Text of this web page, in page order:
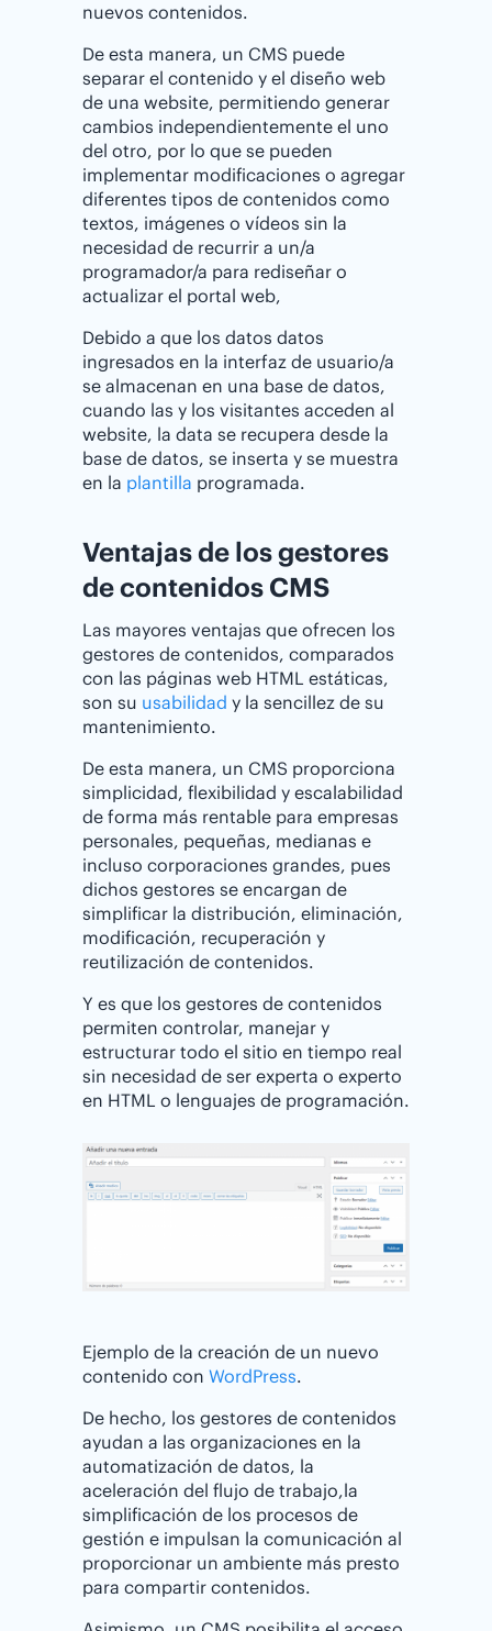
nuevos contenidos.
De esta manera, un CMS puede
separar el contenido y el diseño web
de una website, permitiendo generar
cambios independientemente el uno
del otro, por lo que se pueden
implementar modificaciones o agregar
diferentes tipos de contenidos como
textos, imágenes o vídeos sin la
necesidad de recurrir a un/a
programador/a para rediseñar o
actualizar el portal web,
Debido a que los datos datos
ingresados en la interfaz de usuario/a
se almacenan en una base de datos,
cuando las y los visitantes acceden al
website, la data se recupera desde la
base de datos, se inserta y se muestra
en la plantilla programada.
Ventajas de los gestores
de contenidos CMS
Las mayores ventajas que ofrecen los
gestores de contenidos, comparados
con las páginas web HTML estáticas,
son su usabilidad y la sencillez de su
mantenimiento.
De esta manera, un CMS proporciona
simplicidad, flexibilidad y escalabilidad
de forma más rentable para empresas
personales, pequeñas, medianas e
incluso corporaciones grandes, pues
dichos gestores se encargan de
simplificar la distribución, eliminación,
modificación, recuperación y
reutilización de contenidos.
Y es que los gestores de contenidos
permiten controlar, manejar y
estructurar todo el sitio en tiempo real
sin necesidad de ser experta o experto
en HTML o lenguajes de programación.
Ejemplo de la creación de un nuevo
contenido con WordPress.
De hecho, los gestores de contenidos
ayudan a las organizaciones en la
automatización de datos, la
aceleración del flujo de trabajo,la
simplificación de los procesos de
gestión e impulsan la comunicación al
proporcionar un ambiente más presto
para compartir contenidos.